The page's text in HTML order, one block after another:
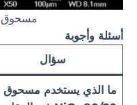
مسحوق NiCr 80/20 16
أسئلة وأجوبة
سؤال
ما الذي يستخدم مسحوق